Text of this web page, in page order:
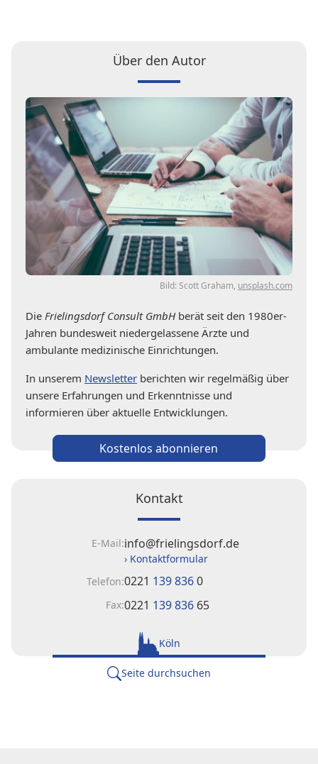
Kontakt
E-Mail:info@frielingsdorf.de
› Kontaktformular
Telefon:0221 139 8360
Fax:0221 139 836 65
Köln
Seite durchsuchen
Über den Autor
Bild: Scott Graham, unsplash.com
Die Frielingsdorf Consult GmbHberät seit den 1980er-
Jahren bundesweit niedergelassene Ärzte und
ambulante medizinische Einrichtungen.
In unserem Newsletter berichten wir regelmäßig über
unsere Erfahrungen und Erkenntnisse und
informieren über aktuelle Entwicklungen.
Kostenlos abonnieren